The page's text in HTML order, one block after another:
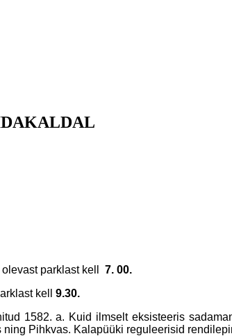
parklast kell 7. 00.
kell 9.30.
1582. a. Kuid ilmselt eksisteeris
ning Pihkvas. Kalapüüki reguleerisid